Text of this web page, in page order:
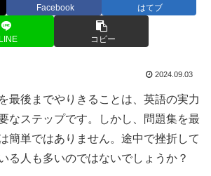
Facebook はてブ
LINE コピー
2024.09.03
最後までやりきることは、英語の実力
なステップです。しかし、問題集を最
簡単ではありません。途中で挫折して
る人も多いのではないでしょうか？